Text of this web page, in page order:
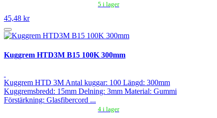
5 i lager
45,48 kr
Kuggrem HTD3M B15 100K 300mm
Kuggrem HTD 3M Antal kuggar: 100 Längd: 300mm
Kuggremsbredd: 15mm Delning: 3mm Material: Gummi
Förstärkning: Glasfibercord ...
4 i lager